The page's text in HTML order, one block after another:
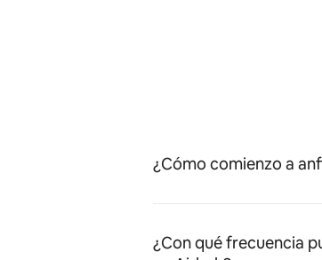
¿Cómo comienzo a
¿Con qué frecuencia